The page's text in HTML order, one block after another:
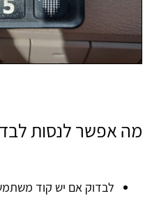
מה אפשר לנסות לבד
לבדוק אם יש קוד